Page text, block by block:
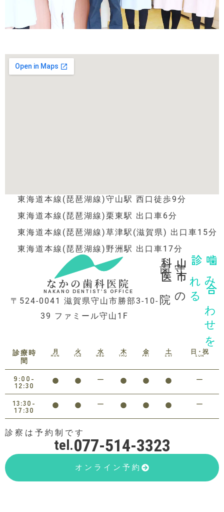
東海道本線(琵琶湖線)守山駅 西口徒歩9分
東海道本線(琵琶湖線)栗東駅 出口車6分
東海道本線(琵琶湖線)草津駅(滋賀県) 出口車15分
東海道本線(琵琶湖線)野洲駅 出口車17分
なかの歯科医院
NAKANO DENTIST’S OFFICE
〒524-0041 滋賀県守山市勝部3-10-
39 ファミール守山1F
噛み合わせを
診れる
守山市の
歯科医院
診療時
間
月
MON
火
TUE
水
WED
木
THU
金
FRI
土
SAT
日・祝
SUN
9:00-
12:30
13:30-
17:30
診察は予約制です
tel.077-514-3323
オンライン予約